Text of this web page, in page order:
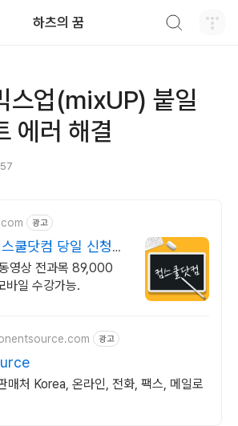
하츠의 꿈
스업(mixUP) 붙일
에러 해결
광고
쿨닷컴 당일 신청&
영상 전과목 89,000
바일 수강가능.
광고
매처 Korea, 온라인, 전화, 팩스, 메일로